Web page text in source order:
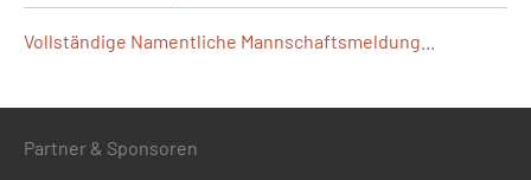
Vollständige Namentliche Mannschaftsmeldung...
Partner & Sponsoren